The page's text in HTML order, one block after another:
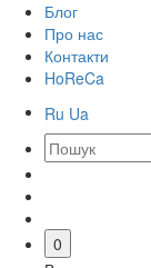
Блог
Про нас
Контакти
HoReCa
Ru Ua
0